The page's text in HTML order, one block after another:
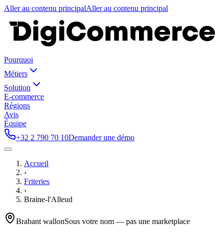
Aller au contenu principalAller au contenu principal
Pourquoi
Métiers
Solution
E-commerce
Régions
Avis
Équipe
+32 2 790 70 10Demander une démo
Accueil
›
Friteries
›
Braine-l'Alleud
Brabant wallonSous votre nom — pas une marketplace